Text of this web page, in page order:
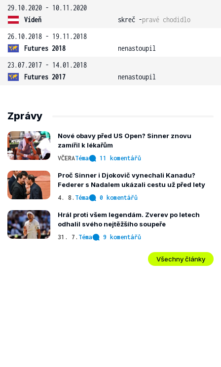
29.10.2020 - 10.11.2020
Vídeň
skreč -pravé chodidlo
26.10.2018 - 19.11.2018
Futures 2018
nenastoupil
23.07.2017 - 14.01.2018
Futures 2017
nenastoupil
Zprávy
Nové obavy před US Open? Sinner znovu
zamířil k lékařům
VČERATéma 11 komentářů
Proč Sinner i Djokovič vynechali Kanadu?
Federer s Nadalem ukázali cestu už před lety
4. 8. Téma 0 komentářů
Hrál proti všem legendám. Zverev po letech
odhalil svého nejtěžšího soupeře
31. 7. Téma 9 komentářů
Všechny články